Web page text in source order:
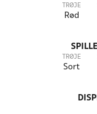
TRØJE
Rød
TRØJE
Sort